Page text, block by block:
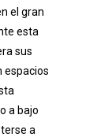
el gran
esta
sus
espacios
a bajo
a